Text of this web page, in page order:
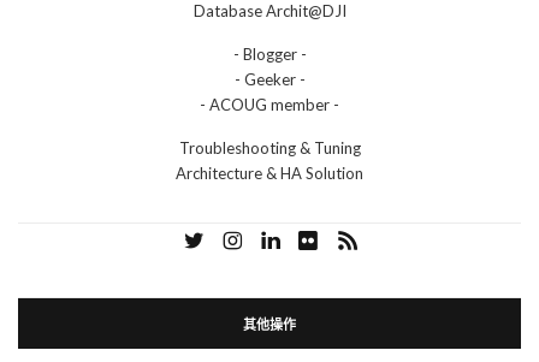
Database Archit@DJI
- Blogger -
- Geeker -
- ACOUG member -
Troubleshooting & Tuning
Architecture & HA Solution
其他操作